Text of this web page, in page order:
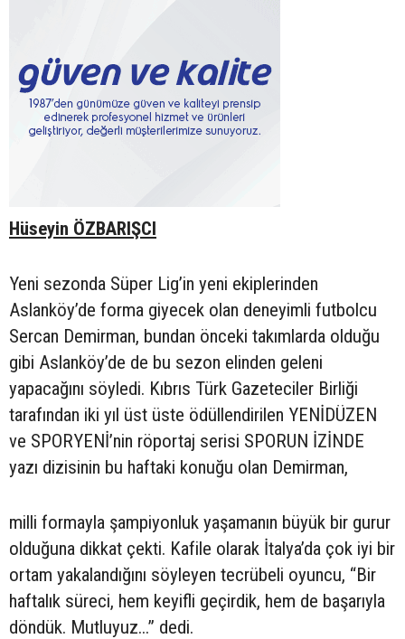
Hüseyin ÖZBARIŞCI
Yeni sezonda Süper Lig’in yeni ekiplerinden
Aslanköy’de forma giyecek olan deneyimli futbolcu
Sercan Demirman, bundan önceki takımlarda olduğu
gibi Aslanköy’de de bu sezon elinden geleni
yapacağını söyledi. Kıbrıs Türk Gazeteciler Birliği
tarafından iki yıl üst üste ödüllendirilen YENİDÜZEN
ve SPORYENİ’nin röportaj serisi SPORUN İZİNDE
yazı dizisinin bu haftaki konuğu olan Demirman,
milli formayla şampiyonluk yaşamanın büyük bir gurur
olduğuna dikkat çekti. Kafile olarak İtalya’da çok iyi bir
ortam yakalandığını söyleyen tecrübeli oyuncu, “Bir
haftalık süreci, hem keyifli geçirdik, hem de başarıyla
döndük. Mutluyuz...” dedi.